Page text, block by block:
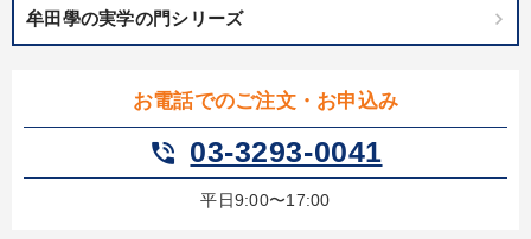
牟田學の実学の門シリーズ
お電話でのご注文・お申込み
phone_in_talk 03-3293-0041
平日9:00〜17:00